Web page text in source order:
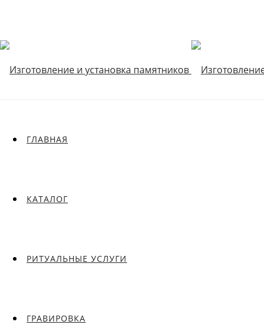
ГЛАВНАЯ
КАТАЛОГ
РИТУАЛЬНЫЕ УСЛУГИ
ГРАВИРОВКА